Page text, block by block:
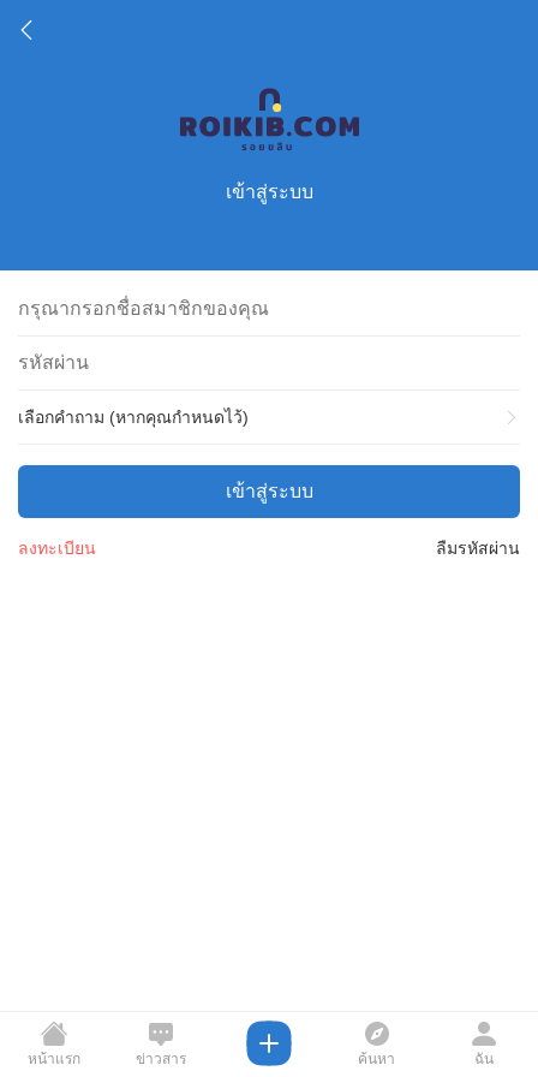
เข้าสู่ระบบ
เลือกคำถาม (หากคุณกำหนดไว้)
เข้าสู่ระบบ
ลืมรหัสผ่าน
ลงทะเบียน
หน้าแรก ข่าวสาร ค้นหา ฉัน